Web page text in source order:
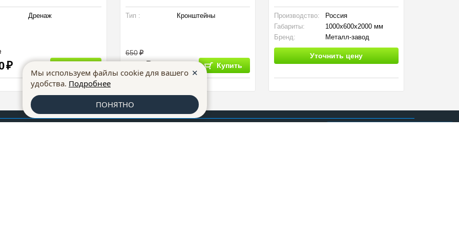
Дренаж Тип : Кронштейны
650
Купить
Производство:
Россия
Габариты:
1000x600x2000 мм
Бренд:
Металл-завод
Уточнить цену
Мы используем файлы cookie для вашего
удобства. Подробнее
✕
ПОНЯТНО